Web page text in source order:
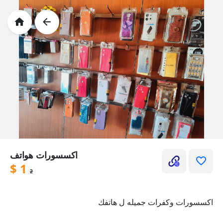
اكسسورات هواتف
$ 1 2
اكسسورات وكفرات جميله ل هاتفك